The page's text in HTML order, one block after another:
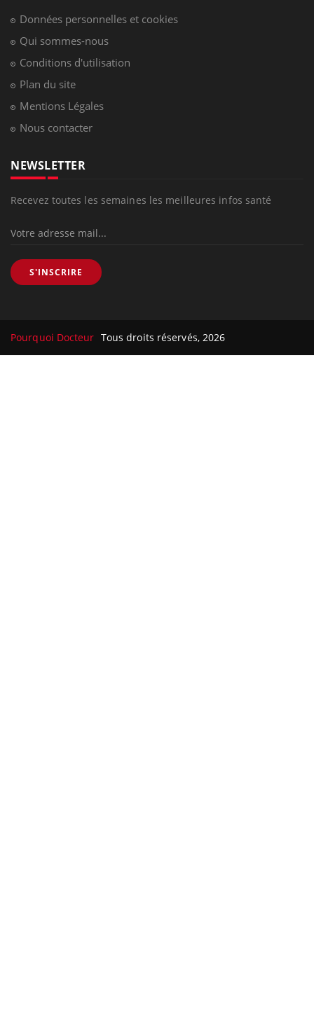
Données personnelles et cookies
Qui sommes-nous
Conditions d'utilisation
Plan du site
Mentions Légales
Nous contacter
NEWSLETTER
Recevez toutes les semaines les meilleures infos santé
S'INSCRIRE
Pourquoi Docteur Tous droits réservés, 2026